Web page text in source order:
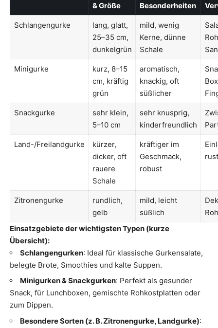
& Größe
Besonderheiten
Schlangengurke
lang, glatt,
25–35 cm,
dunkelgrün
mild, wenig
Kerne, dünne
Schale
Minigurke
kurz, 8–15
cm, kräftig
grün
aromatisch,
knackig, oft
süßlicher
Snackgurke
sehr klein,
5–10 cm
sehr knusprig,
kinderfreundlich
Land-/Freilandgurke
kürzer,
dicker, oft
rauere
Schale
kräftiger im
Geschmack,
robust
Zitronengurke
rundlich,
gelb
mild, leicht
süßlich
Einsatzgebiete der wichtigsten Typen (kurze
Übersicht):
Schlangengurken: Ideal für klassische Gurkensalate,
belegte Brote, Smoothies und kalte Suppen.
Minigurken & Snackgurken: Perfekt als gesunder
Snack, für Lunchboxen, gemischte Rohkostplatten oder
zum Dippen.
Besondere Sorten (z. B. Zitronengurke, Landgurke):